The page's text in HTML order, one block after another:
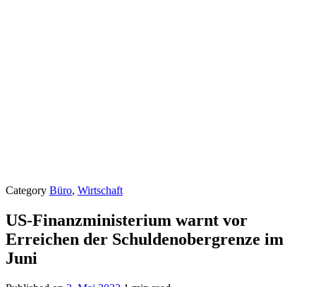
Category Büro, Wirtschaft
US-Finanzministerium warnt vor
Erreichen der Schuldenobergrenze im
Juni